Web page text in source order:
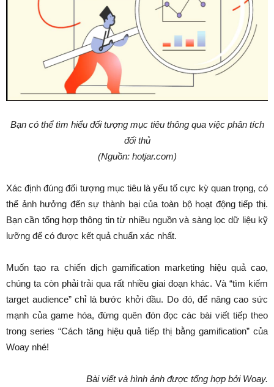
Bạn có thể tìm hiểu đối tượng mục tiêu thông qua việc phân tích
đối thủ
(Nguồn: hotjar.com)
Xác định đúng đối tượng mục tiêu là yếu tố cực kỳ quan trọng, có
thể ảnh hưởng đến sự thành bại của toàn bộ hoạt động tiếp thị.
Bạn cần tổng hợp thông tin từ nhiều nguồn và sàng lọc dữ liệu kỹ
lưỡng để có được kết quả chuẩn xác nhất.
Muốn tạo ra chiến dịch gamification marketing hiệu quả cao,
chúng ta còn phải trải qua rất nhiều giai đoạn khác. Và “tìm kiếm
target audience” chỉ là bước khởi đầu. Do đó, để nâng cao sức
mạnh của game hóa, đừng quên đón đọc các bài viết tiếp theo
trong series “Cách tăng hiệu quả tiếp thị bằng gamification” của
Woay nhé!
Bài viết và hình ảnh được tổng hợp bởi Woay.